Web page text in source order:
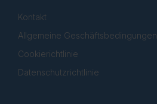
Kontakt
Allgemeine Geschäftsbedingungen
Cookierichtlinie
Datenschutzrichtlinie